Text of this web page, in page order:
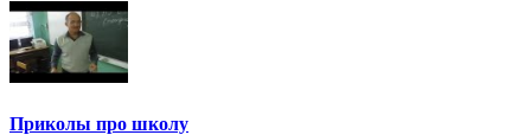
Приколы про школу